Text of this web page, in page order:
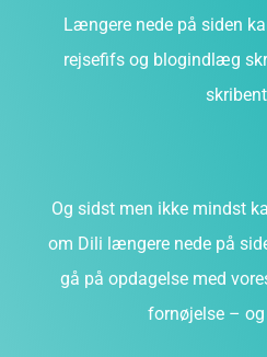
Længere nede på siden
rejsefifs og blogindlæg
Og sidst men ikke mindst
om Dili længere nede på
gå på opdagelse med
fornøjelse – og